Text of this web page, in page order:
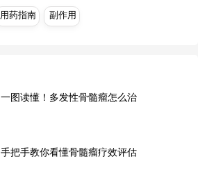
用药指南 副作用
一图读懂！多发性骨髓瘤怎么治
手把手教你看懂骨髓瘤疗效评估